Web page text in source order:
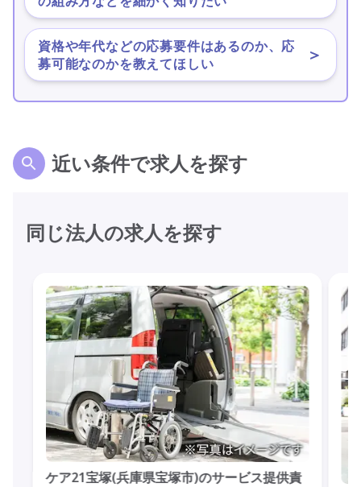
資格や年代などの応募要件はあるのか、応
募可能なのかを教えてほしい
＞
近い条件で求人を探す
同じ法人の求人を探す
ケア21宝塚(兵庫県宝塚市)のサービス提供責